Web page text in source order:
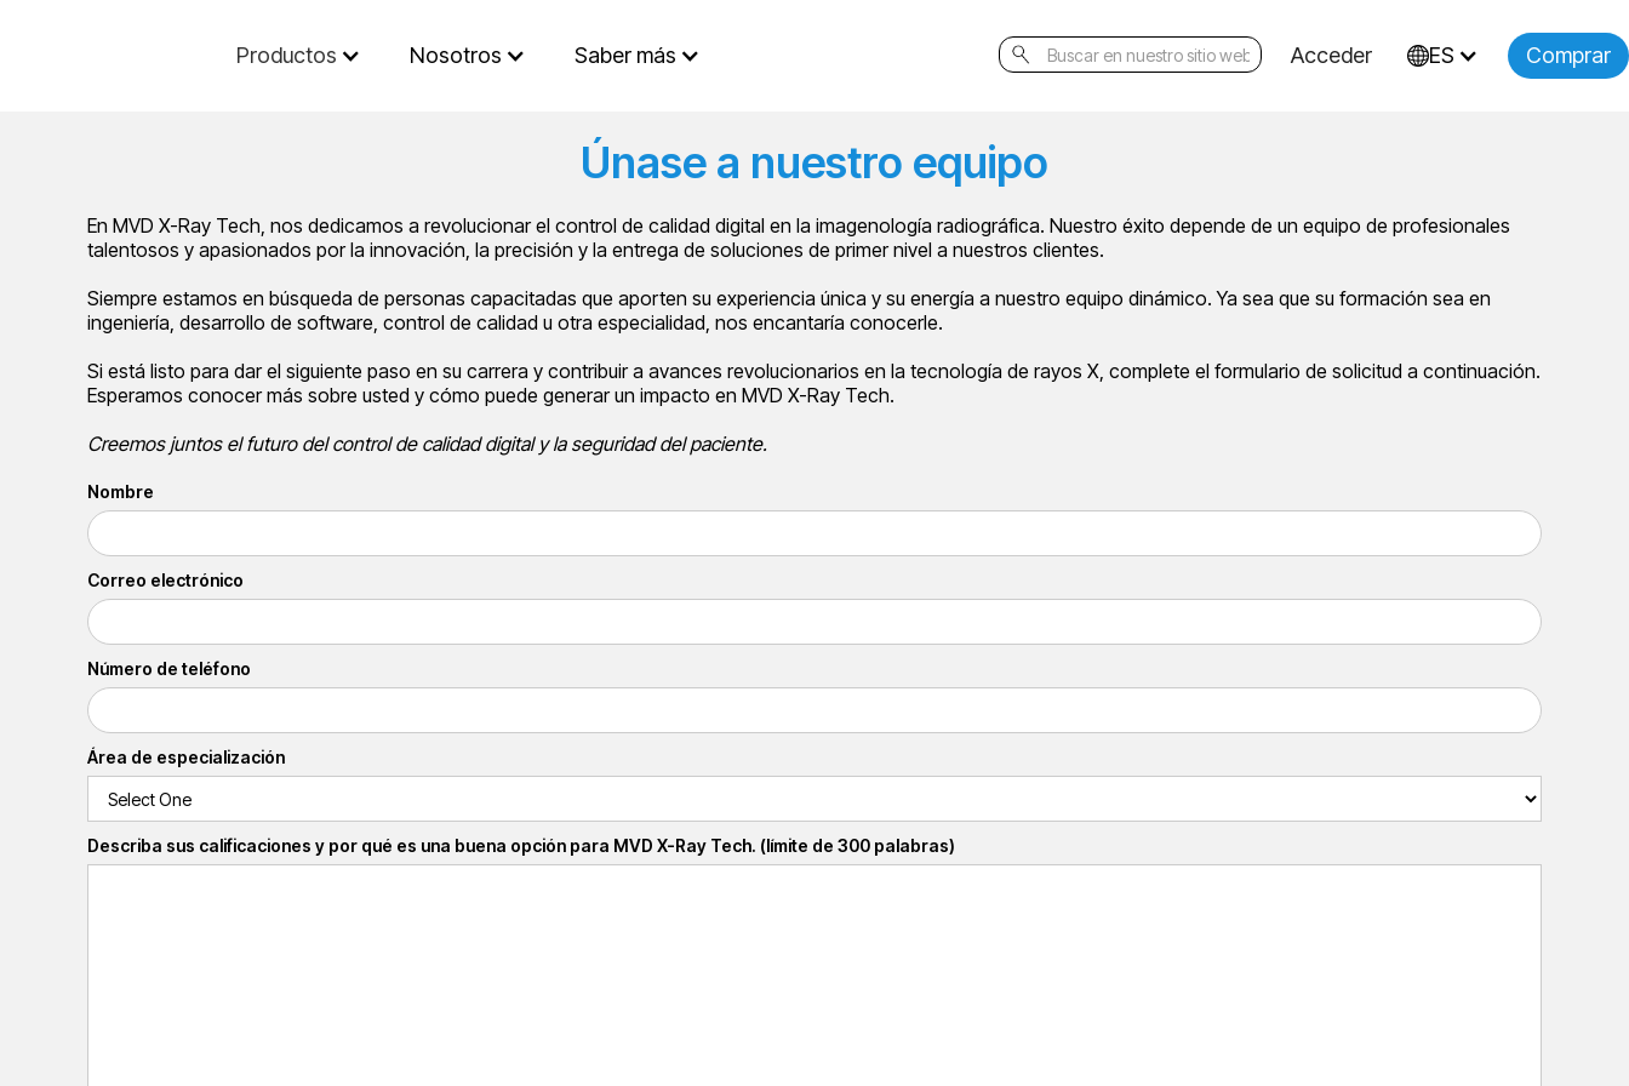
Productos Nosotros Saber más Acceder ES Comprar
Únase a nuestro equipo
En MVD X-Ray Tech, nos dedicamos a revolucionar el control de calidad digital en la imagenología radiográfica. Nuestro éxito depende de un equipo de profesionales
talentosos y apasionados por la innovación, la precisión y la entrega de soluciones de primer nivel a nuestros clientes.
Siempre estamos en búsqueda de personas capacitadas que aporten su experiencia única y su energía a nuestro equipo dinámico. Ya sea que su formación sea en
ingeniería, desarrollo de software, control de calidad u otra especialidad, nos encantaría conocerle.
Si está listo para dar el siguiente paso en su carrera y contribuir a avances revolucionarios en la tecnología de rayos X, complete el formulario de solicitud a continuación.
Esperamos conocer más sobre usted y cómo puede generar un impacto en MVD X-Ray Tech.
Creemos juntos el futuro del control de calidad digital y la seguridad del paciente.
Nombre
Correo electrónico
Número de teléfono
Área de especialización
Describa sus calificaciones y por qué es una buena opción para MVD X-Ray Tech. (límite de 300 palabras)